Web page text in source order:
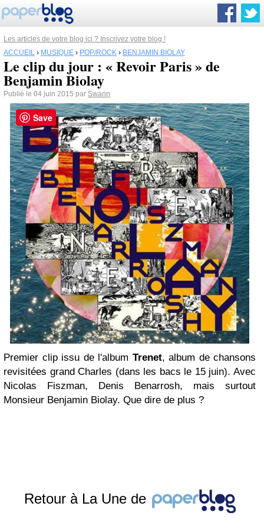
Les articles de votre blog ici ? Inscrivez votre blog !
ACCUEIL › MUSIQUE › POP/ROCK › BENJAMIN BIOLAY
Le clip du jour : « Revoir Paris » de
Benjamin Biolay
Publié le 04 juin 2015 par Swann
Premier clip issu de l'album Trenet, album de chansons
revisitées grand Charles (dans les bacs le 15 juin). Avec
Nicolas Fiszman, Denis Benarrosh, mais surtout
Monsieur Benjamin Biolay. Que dire de plus ?
Retour à La Une de
Save